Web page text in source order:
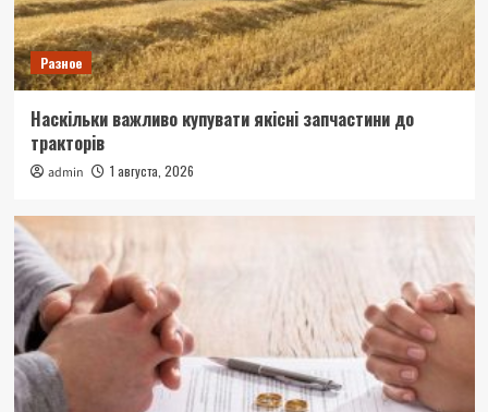
Разное
Наскільки важливо купувати якісні запчастини до
тракторів
admin 1 августа, 2026